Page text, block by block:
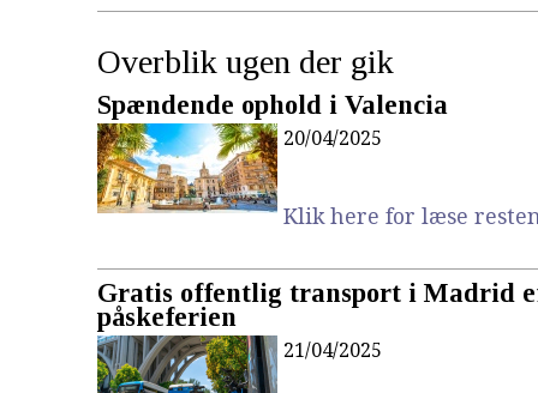
Overblik ugen der gik
Spændende ophold i Valencia
20/04/2025
Klik here for læse
Gratis offentlig transport i Madrid
påskeferien
21/04/2025